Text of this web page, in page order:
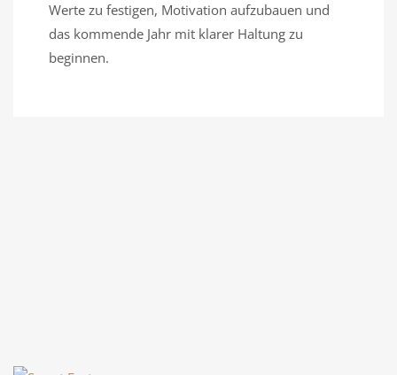
Werte zu festigen, Motivation aufzubauen und
das kommende Jahr mit klarer Haltung zu
beginnen.